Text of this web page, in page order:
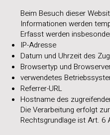
Beim Besuch dieser
Informationen werden
Erfasst werden
IP-Adresse
Datum und Uhrzeit des
Browsertyp und
verwendetes
Referrer-URL
Hostname des
Die Verarbeitung erfolgt
Rechtsgrundlage ist Art. 6